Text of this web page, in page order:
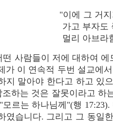
"이에 그 거
가고 부자도
멀리 아브라
떤 사람들이 저에 대하여
가 이 연속적 두번 설교에
지 말아야 한다고 하고 있
하는 것은 잘못이라고 하
르는 하나님께"(행
였습니다. 그리고 그 동일